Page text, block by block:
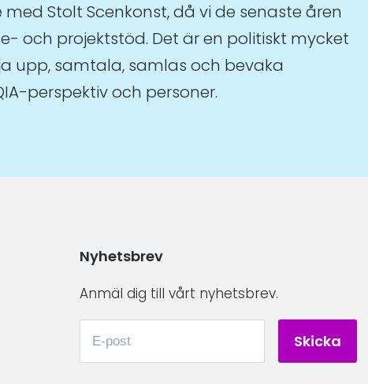
Stolt Scenkonst, då vi de senaste åren
och projektstöd. Det är en politiskt mycket
upp, samtala, samlas och bevaka
perspektiv och personer.
Nyhetsbrev
Anmäl dig till vårt nyhetsbrev.